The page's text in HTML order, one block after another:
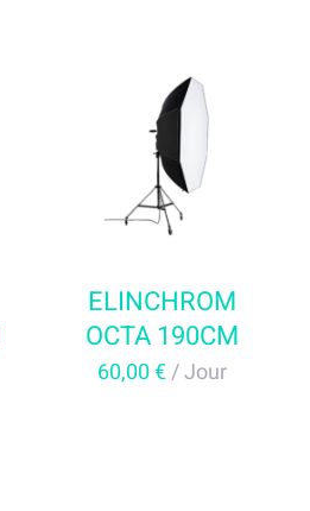
AJOUTER AU PANIER
DÉTAILS
ELINCHROM
OCTA 190CM
60,00€/ Jour